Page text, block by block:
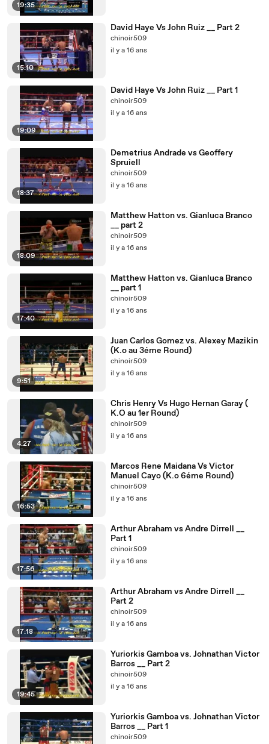
19:35
15:10
David Haye Vs John Ruiz __ Part 2
chinoir509
il y a 16 ans
19:09
David Haye Vs John Ruiz __ Part 1
chinoir509
il y a 16 ans
18:37
Demetrius Andrade vs Geoffery
Spruiell
chinoir509
il y a 16 ans
18:09
Matthew Hatton vs. Gianluca Branco
__ part 2
chinoir509
il y a 16 ans
17:40
Matthew Hatton vs. Gianluca Branco
__ part 1
chinoir509
il y a 16 ans
9:51
Juan Carlos Gomez vs. Alexey Mazikin
(K.o au 3éme Round)
chinoir509
il y a 16 ans
4:27
Chris Henry Vs Hugo Hernan Garay (
K.O au 1er Round)
chinoir509
il y a 16 ans
16:53
Marcos Rene Maidana Vs Victor
Manuel Cayo (K.o 6éme Round)
chinoir509
il y a 16 ans
17:56
Arthur Abraham vs Andre Dirrell __
Part 1
chinoir509
il y a 16 ans
17:18
Arthur Abraham vs Andre Dirrell __
Part 2
chinoir509
il y a 16 ans
19:45
Yuriorkis Gamboa vs. Johnathan Victor
Barros __ Part 2
chinoir509
il y a 16 ans
Yuriorkis Gamboa vs. Johnathan Victor
Barros __ Part 1
chinoir509